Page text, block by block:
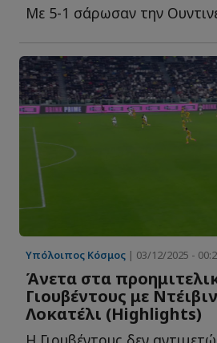
Υπόλοιπος Κόσμος | 03/12/2025 -
Άνετα στα
Γιουβέντους με
Λοκατέλι (Highlights)